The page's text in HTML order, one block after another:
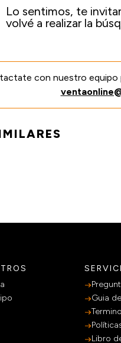
Lo sentimos, te
volvé a realizar la
con nuestro equipo
Guia
Libro